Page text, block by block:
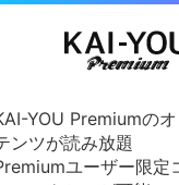
YOU Premiumの
ンツが読み放題
ユーザー限定